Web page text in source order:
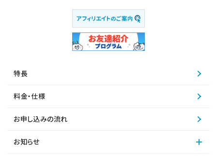
特長
料金・仕様
お申し込みの流れ
お知らせ